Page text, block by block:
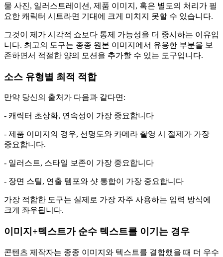
물 사진, 일러스트레이션, 제품 이미지, 혹은 별도의 처리가 필
요한 캐릭터 시트라면 기대에 크게 미치지 못할 수 있습니다.
그것이 제가 시각적 쇼보다 통제 가능성을 더 중시하는 이유입
니다. 최고의 도구는 종종 원본 이미지에서 유용한 부분을 보
존하면서 적절한 양의 모션을 추가할 수 있는 도구입니다.
소스 유형별 최적 적합
만약 당신의 출처가 다음과 같다면:
- 캐릭터 초상화, 연속성이 가장 중요합니다
- 제품 이미지의 경우, 선명도와 카메라 촬영 시 절제가 가장
중요합니다.
- 일러스트, 스타일 보존이 가장 중요합니다
- 장면 스틸, 연출 템포와 샷 통합이 가장 중요합니다
가장 적합한 도구는 실제로 가장 자주 사용하는 입력 방식에
크게 좌우됩니다.
이미지+텍스트가 순수 텍스트를 이기는 경우
콘텐츠 제작자는 종종 이미지와 텍스트를 결합했을 때 더 우수